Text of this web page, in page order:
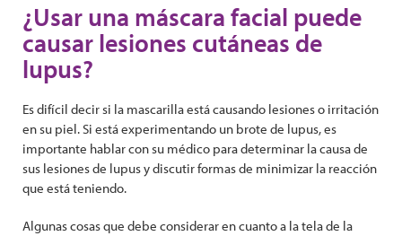
¿Usar una máscara facial puede
causar lesiones cutáneas de
lupus?
Es difícil decir si la mascarilla está causando lesiones o irritación
en su piel. Si está experimentando un brote de lupus, es
importante hablar con su médico para determinar la causa de
sus lesiones de lupus y discutir formas de minimizar la reacción
que está teniendo.
Algunas cosas que debe considerar en cuanto a la tela de la